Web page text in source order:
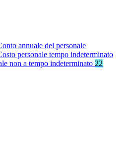
annuale del personale
personale tempo indeterminato
non a tempo indeterminato 22